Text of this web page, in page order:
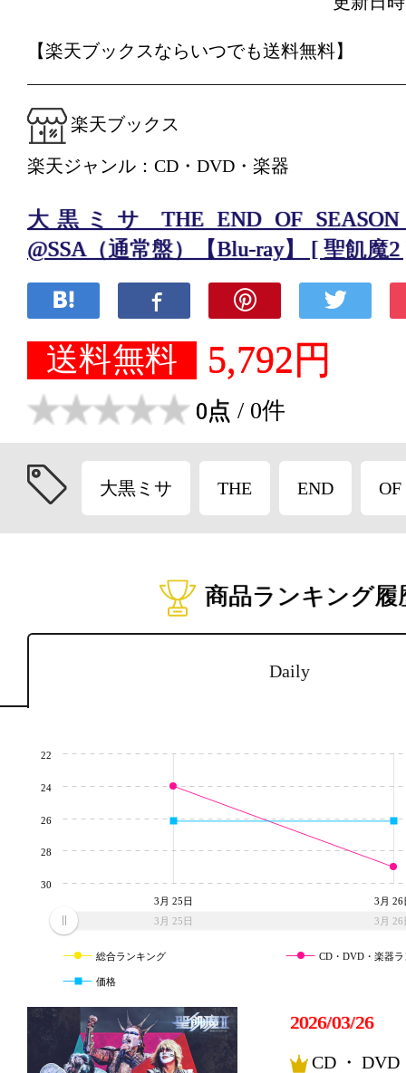
【楽天ブックスならいつでも送料無料】
楽天ブックス
楽天ジャンル：CD・DVD・楽器
大黒ミサ THE END OF SEASON
@SSA（通常盤）【Blu-ray】 [ 聖飢魔2
送料無料 5,792円
0点 / 0件
大黒ミサ THE END OF
商品ランキング履
Daily
3月 25日 3月 26
3月 25日 3月 26
22
24
26
28
30
総合ランキング CD・DVD・楽器
価格
2026/03/26
CD・